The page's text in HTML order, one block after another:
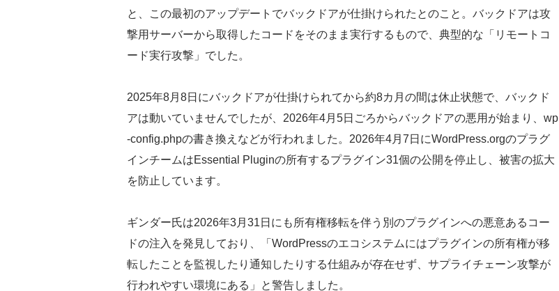
と、この最初のアップデートでバックドアが仕掛けられたとのこと。バックドアは攻
撃用サーバーから取得したコードをそのまま実行するもので、典型的な「リモートコ
ード実行攻撃」でした。
2025年8月8日にバックドアが仕掛けられてから約8カ月の間は休止状態で、バックド
アは動いていませんでしたが、2026年4月5日ごろからバックドアの悪用が始まり、wp
-config.phpの書き換えなどが行われました。2026年4月7日にWordPress.orgのプラグ
インチームはEssential Pluginの所有するプラグイン31個の公開を停止し、被害の拡大
を防止しています。
ギンダー氏は2026年3月31日にも所有権移転を伴う別のプラグインへの悪意あるコー
ドの注入を発見しており、「WordPressのエコシステムにはプラグインの所有権が移
転したことを監視したり通知したりする仕組みが存在せず、サプライチェーン攻撃が
行われやすい環境にある」と警告しました。